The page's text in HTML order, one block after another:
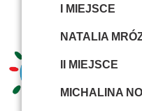
I MIEJSCE
NATALIA
II MIEJSCE
MICHALINA